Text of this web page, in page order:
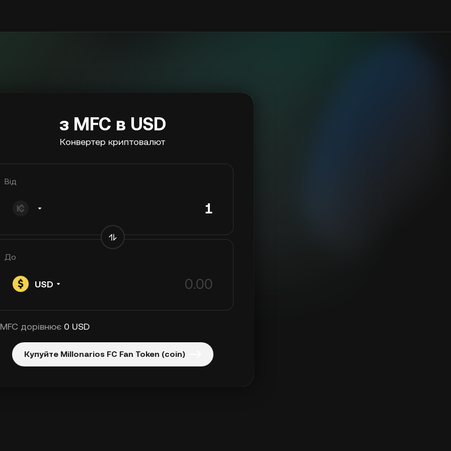
з MFC в USD
Конвертер криптовалют
Від
До
USD
дорівнює 0 USD
Купуйте Millonarios FC Fan Token (coin)